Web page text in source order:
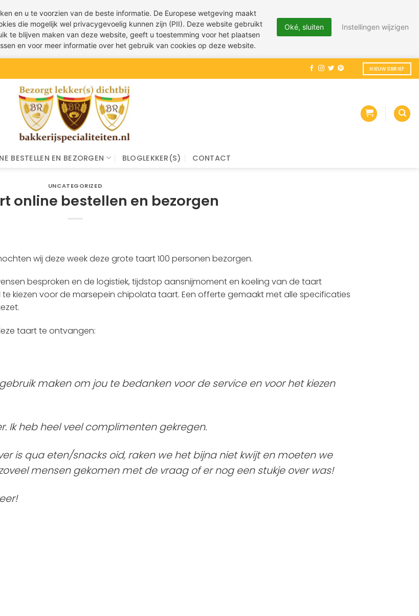
NIEUWSBRIEF
BESTELLEN EN BEZORGEN BLOGLEKKER(S) CONTACT
UNCATEGORIZED
online bestellen en bezorgen
wij deze week deze grote taart 100 personen bezorgen.
besproken en de logistiek, tijdstop aansnijmoment en koeling van de taart
kiezen voor de marsepein chipolata taart. Een offerte gemaakt met alle specificaties
taart te ontvangen:
maken om jou te bedanken voor de service en voor het kiezen
Ik heb heel veel complimenten gekregen.
is qua eten/snacks oid, raken we het bijna niet kwijt en moeten we
mensen gekomen met de vraag of er nog een stukje over was!
en u te voorzien van de beste informatie. De Europese wetgeving maakt
die mogelijk wel privacygevoelig kunnen zijn (PII). Deze website gebruikt
te blijven maken van deze website, geeft u toestemming voor het plaatsen
en voor meer informatie over het gebruik van cookies op deze website.
Oké, sluiten Instellingen wijzigen